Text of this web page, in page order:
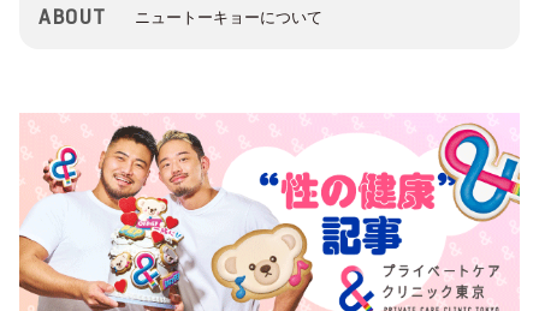
ABOUT ニュートーキョーについて